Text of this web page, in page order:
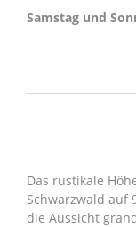
Samstag und
Das rustikale
Schwarzwald auf
die Aussicht